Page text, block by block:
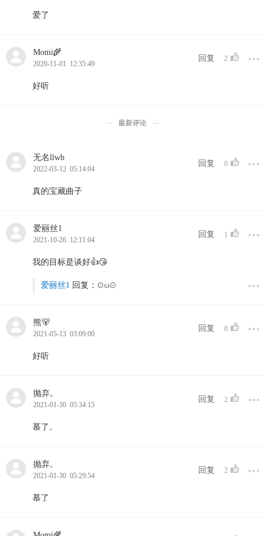
爱了
Momi🌾
2020-11-01 12:35:49
回复 2
好听
最新评论
无名llwb
2022-03-12 05:14:04
回复 0
真的宝藏曲子
爱丽丝1
2021-10-26 12:11:04
回复 1
我的目标是谈好👍😘
爱丽丝1 回复： ⊙ω⊙
熊🐻
2021-05-13 03:09:00
回复 0
好听
抛弃。
2021-01-30 05:34:15
回复 2
慕了。
抛弃。
2021-01-30 05:29:54
回复 2
慕了